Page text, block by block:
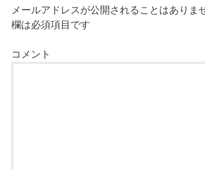
メールアドレスが公開されることはありま
欄は必須項目です
コメント